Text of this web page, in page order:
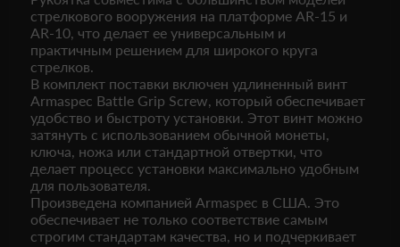
стрелкового вооружения на платформе AR-15 и
AR-10, что делает ее универсальным и
практичным решением для широкого круга
стрелков.
В комплект поставки включен удлиненный винт
Armaspec Battle Grip Screw, который обеспечивает
удобство и быстроту установки. Этот винт можно
затянуть с использованием обычной монеты,
ключа, ножа или стандартной отвертки, что
делает процесс установки максимально удобным
для пользователя.
Произведена компанией Armaspec в США. Это
обеспечивает не только соответствие самым
строгим стандартам качества, но и подчеркивает